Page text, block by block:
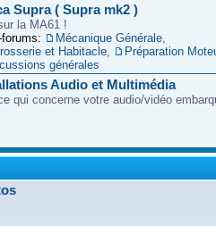
Supra ( Supra mk2 )
la MA61 !
Mécanique Générale
et Habitacle
Préparation
générales
Audio et Multimédia
qui concerne votre audio/vidéo